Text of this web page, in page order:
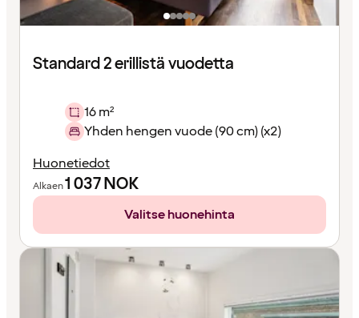
Standard 2 erillistä vuodetta
16 m²
Yhden hengen vuode (90 cm) (x2)
Huonetiedot
Alkaen1 037NOK
Valitse huonehinta